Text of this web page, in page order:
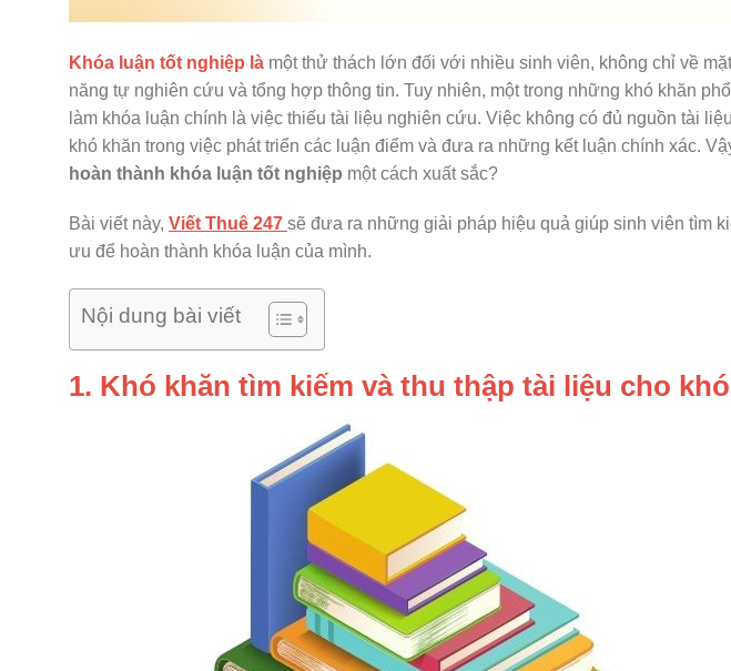
Khóa luận tốt nghiệp là một thử thách lớn đối với nhiều sinh viên, không chỉ về
năng tự nghiên cứu và tổng hợp thông tin. Tuy nhiên, một trong những khó khăn
làm khóa luận chính là việc thiếu tài liệu nghiên cứu. Việc không có đủ nguồn tài
khó khăn trong việc phát triển các luận điểm và đưa ra những kết luận chính xác.
hoàn thành khóa luận tốt nghiệp một cách xuất sắc?
Bài viết này, Viết Thuê 247 sẽ đưa ra những giải pháp hiệu quả giúp sinh viên tìm
ưu để hoàn thành khóa luận của mình.
Nội dung bài viết
1. Khó khăn tìm kiếm và thu thập tài liệu cho